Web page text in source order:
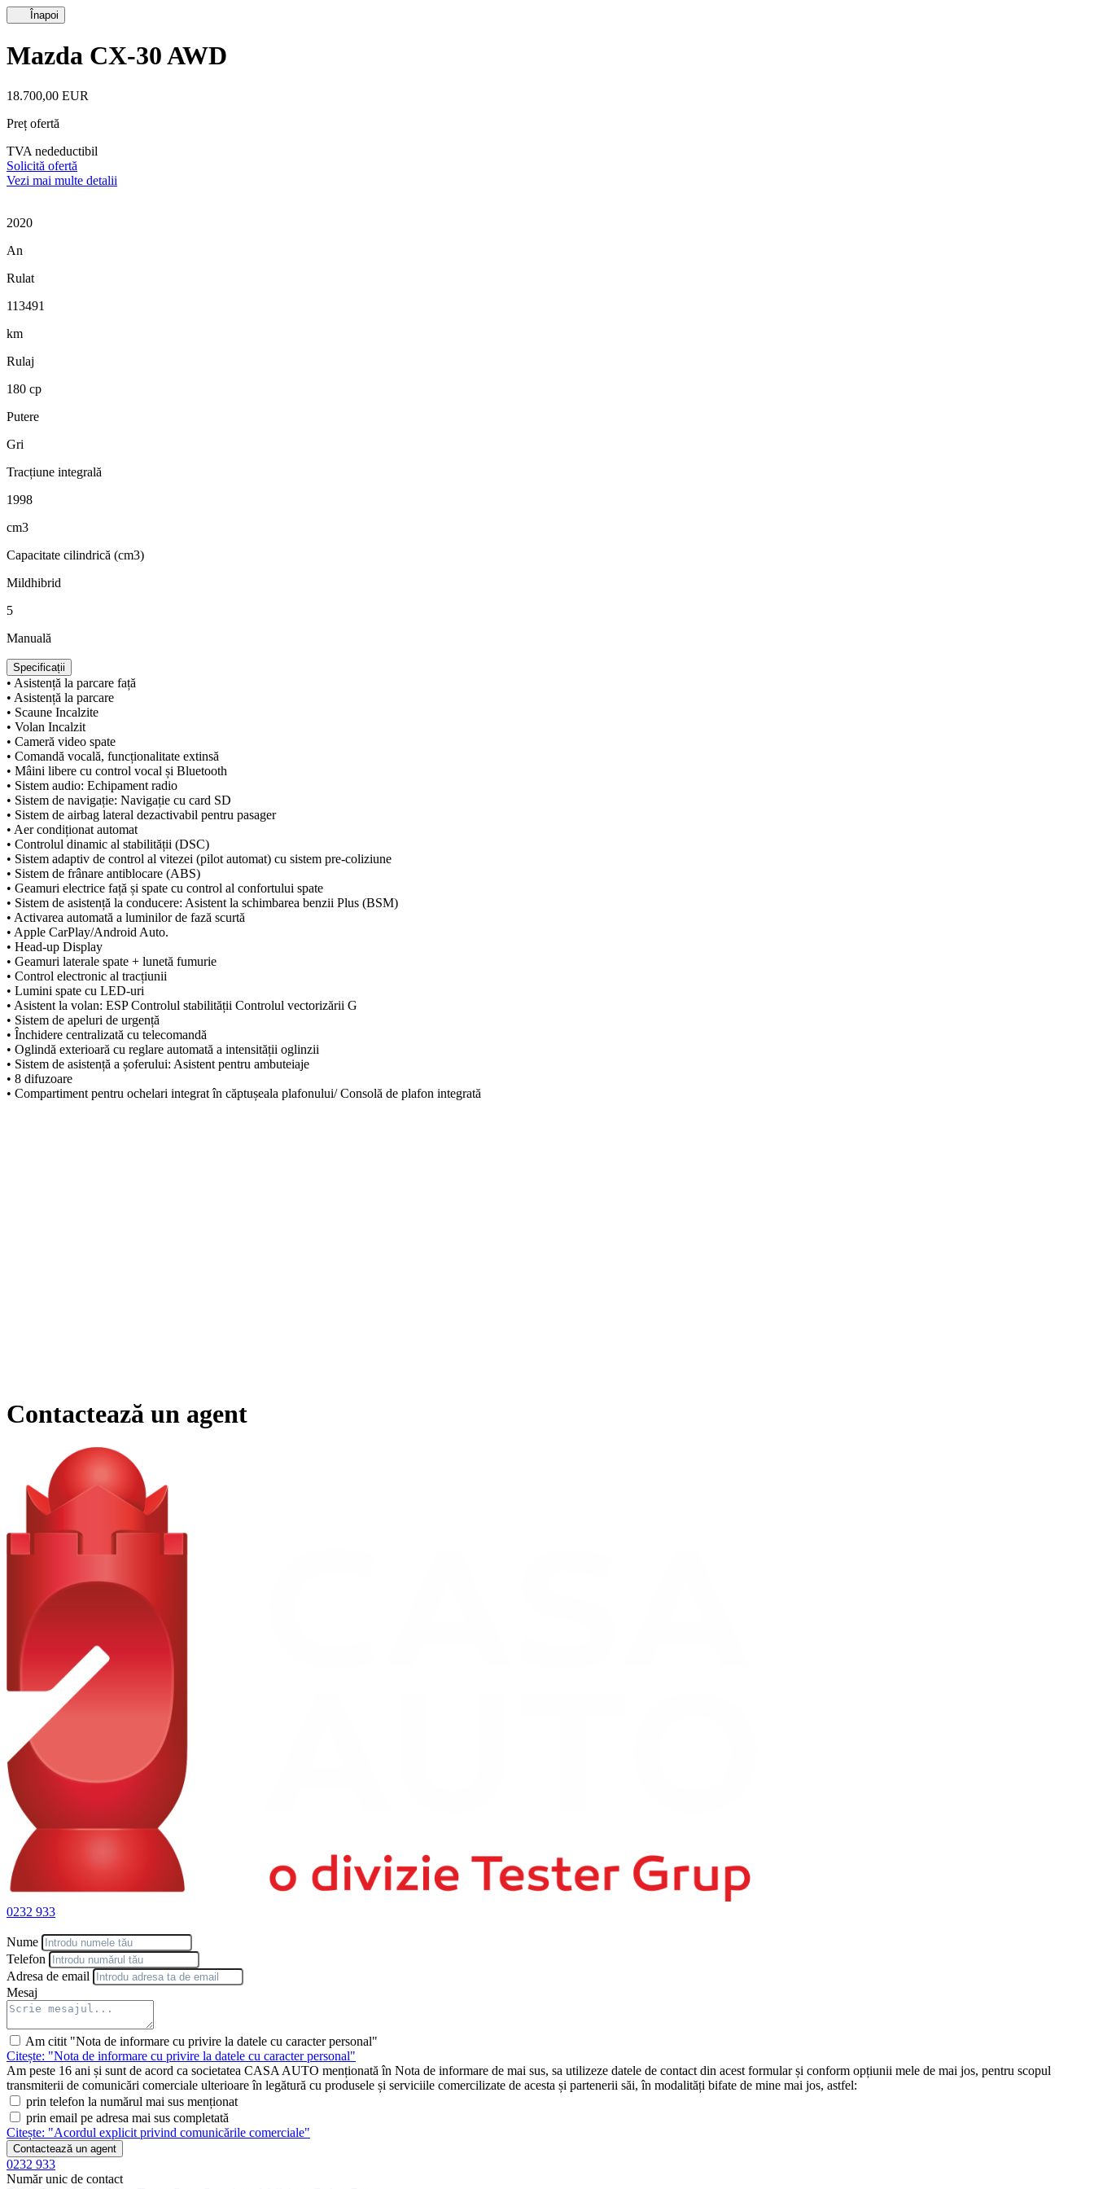
Înapoi
Mazda CX-30 AWD
18.700,00 EUR
Preț ofertă
TVA nedeductibil
Solicită ofertă
Vezi mai multe detalii
2020
An
Rulat
113491
km
Rulaj
180 cp
Putere
Gri
Tracțiune integrală
1998
cm3
Capacitate cilindrică (cm3)
Mildhibrid
5
Manuală
Specificații
• Asistență la parcare față
• Asistență la parcare
• Scaune Incalzite
• Volan Incalzit
• Cameră video spate
• Comandă vocală, funcționalitate extinsă
• Mâini libere cu control vocal și Bluetooth
• Sistem audio: Echipament radio
• Sistem de navigație: Navigație cu card SD
• Sistem de airbag lateral dezactivabil pentru pasager
• Aer condiționat automat
• Controlul dinamic al stabilității (DSC)
• Sistem adaptiv de control al vitezei (pilot automat) cu sistem pre-coliziune
• Sistem de frânare antiblocare (ABS)
• Geamuri electrice față și spate cu control al confortului spate
• Sistem de asistență la conducere: Asistent la schimbarea benzii Plus (BSM)
• Activarea automată a luminilor de fază scurtă
• Apple CarPlay/Android Auto.
• Head-up Display
• Geamuri laterale spate + lunetă fumurie
• Control electronic al tracțiunii
• Lumini spate cu LED-uri
• Asistent la volan: ESP Controlul stabilității Controlul vectorizării G
• Sistem de apeluri de urgență
• Închidere centralizată cu telecomandă
• Oglindă exterioară cu reglare automată a intensității oglinzii
• Sistem de asistență a șoferului: Asistent pentru ambuteiaje
• 8 difuzoare
• Compartiment pentru ochelari integrat în căptușeala plafonului/ Consolă de plafon integrată
Contactează un agent
0232 933
Nume
Telefon
Adresa de email
Mesaj
Am citit "Nota de informare cu privire la datele cu caracter personal"
Citește: "Nota de informare cu privire la datele cu caracter personal"
Am peste 16 ani și sunt de acord ca societatea CASA AUTO menționată în Nota de informare de mai sus, sa utilizeze datele de contact din acest formular și conform opțiunii mele de mai jos, pentru scopul
transmiterii de comunicări comerciale ulterioare în legătură cu produsele și serviciile comercilizate de acesta și partenerii săi, în modalități bifate de mine mai jos, astfel:
prin telefon la numărul mai sus menționat
prin email pe adresa mai sus completată
Citește: "Acordul explicit privind comunicările comerciale"
Contactează un agent
0232 933
Număr unic de contact